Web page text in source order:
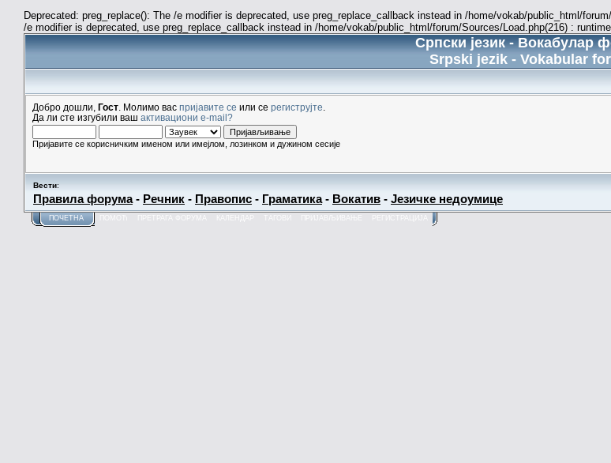
Deprecated: preg_replace(): The /e modifier is deprecated, use preg_replace_callback instead in /home/vokab/public_html/
/e modifier is deprecated, use preg_replace_callback instead in /home/vokab/public_html/forum/Sources/Load.php(216) :
Српски језик - Вокабулар
Srpski jezik - Vokabular
Добро дошли, Гост . Молимо вас пријавите се или се региструјте
Да ли сте изгубили ваш активациони e-mail?
Пријавите се корисничким именом или имејлом, лозинком и дужином сесије
Вести:
Правила форума- Речник - Правопис - Граматика- Вокатив - Језичке недоумице
ПОЧЕТНА КАЛЕНДАР